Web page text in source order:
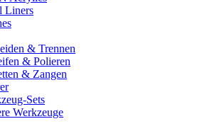
Liners
& Trennen
& Polieren
& Zangen
Sets
Werkzeuge